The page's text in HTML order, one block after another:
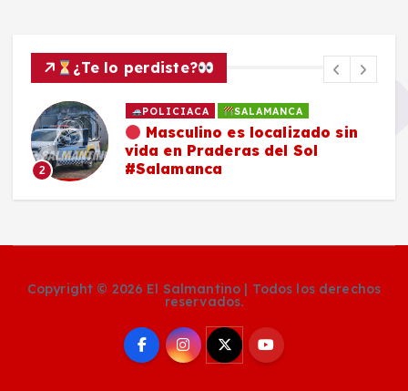
¿Te lo perdiste?
2
POLICIACA SALAMANCA
Masculino es localizado sin
vida en Praderas del Sol
#Salamanca
Copyright © 2026 El Salmantino | Todos los derechos
reservados.